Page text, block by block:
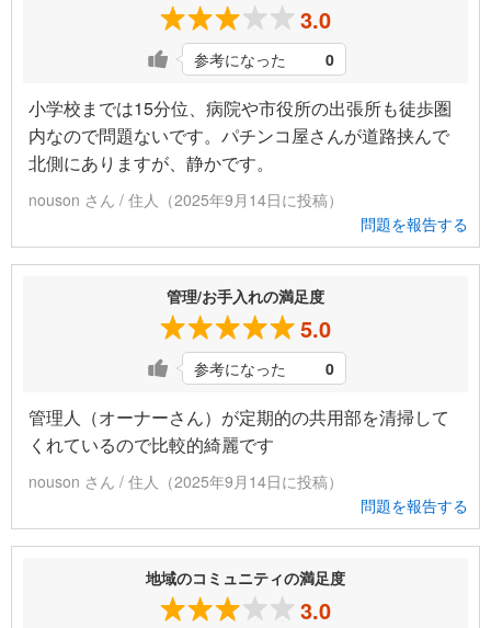
3.0
参考になった 0
小学校までは15分位、病院や市役所の出張所も徒歩圏
内なので問題ないです。パチンコ屋さんが道路挟んで
北側にありますが、静かです。
nouson さん / 住人（2025年9月14日に投稿）
問題を報告する
管理/お手入れの満足度
5.0
参考になった 0
管理人（オーナーさん）が定期的の共用部を清掃して
くれているので比較的綺麗です
nouson さん / 住人（2025年9月14日に投稿）
問題を報告する
地域のコミュニティの満足度
3.0